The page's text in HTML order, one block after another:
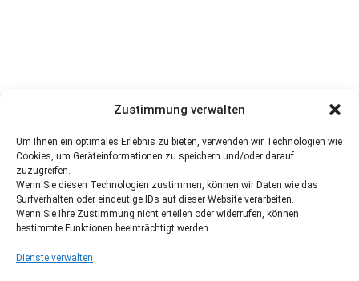
Zustimmung verwalten
Um Ihnen ein optimales Erlebnis zu bieten, verwenden wir Technologien wie
Cookies, um Geräteinformationen zu speichern und/oder darauf
zuzugreifen.
Wenn Sie diesen Technologien zustimmen, können wir Daten wie das
Surfverhalten oder eindeutige IDs auf dieser Website verarbeiten.
Wenn Sie Ihre Zustimmung nicht erteilen oder widerrufen, können
bestimmte Funktionen beeinträchtigt werden.
Dienste verwalten